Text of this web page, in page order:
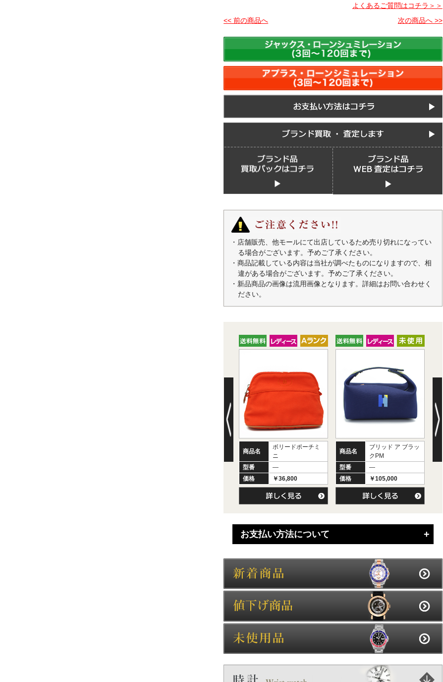
よくあるご質問はコチラ＞＞
<< 前の商品へ
次の商品へ >>
・店舗販売、他モールにて出店しているため売り切れになってい
る場合がございます。予めご了承ください。
・商品記載している内容は当社が調べたものになりますので、相
違がある場合がございます。予めご了承ください。
・新品商品の画像は流用画像となります。詳細はお問い合わせく
ださい。
商品名
ボリードポーチミ
ニ
型番
―
価格
￥36,800
商品名
ブリッド ア ブラッ
クPM
型番
―
価格
￥105,000
お支払い方法について